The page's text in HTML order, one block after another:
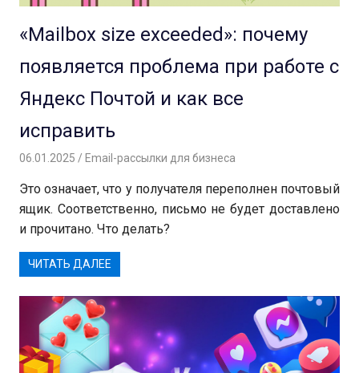
«Mailbox size exceeded»: почему
появляется проблема при работе с
Яндекс Почтой и как все
исправить
06.01.2025 Андрей
Email-рассылки для бизнеса
Это означает, что у получателя переполнен почтовый
ящик. Соответственно, письмо не будет доставлено
и прочитано. Что делать?
ЧИТАТЬ ДАЛЕЕ